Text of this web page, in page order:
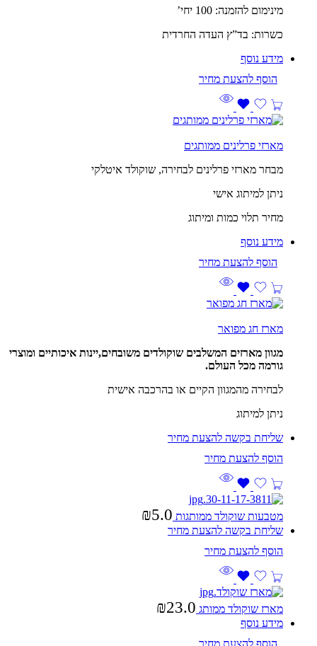
מינימום להזמנה: 100 יחי’
כשרות: בד”ץ העדה החרדית
מידע נוסף
מארזי פרלינים ממותגים
מבחר מארזי פרלינים לבחירה, שוקולד איטלקי
ניתן למיתוג אישי
מחיר תלוי כמות ומיתוג
מידע נוסף
מארז חג מפואר
מגוון מארזים המשלבים שוקולדים משובחים,יינות איכותיים ומוצרי
גורמה מכל העולם.
לבחירה מהמגוון הקיים או בהרכבה אישית
ניתן למיתוג
שליחת בקשה להצעת מחיר
מטבעות שוקולד ממותגות ₪5.0
שליחת בקשה להצעת מחיר
מארז שוקולד ממותג ₪23.0
מידע נוסף